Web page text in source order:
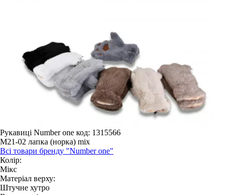
Рукавиці Number one код: 1315566
M21-02 лапка (норка) mix
Всі товари бренду "Number one"
Колір:
Мікс
Матеріал верху:
Штучне хутро